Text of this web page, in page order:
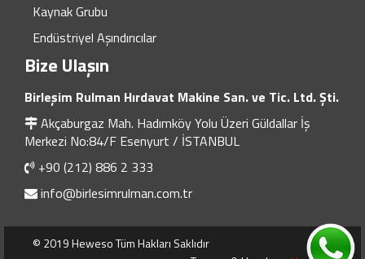
Kaynak Grubu
Endüstriyel Aşındırıcılar
Bize Ulaşın
Birleşim Rulman Hırdavat Makine San. ve Tic. Ltd. Şti.
Akçaburgaz Mah. Hadımköy Yolu Üzeri Güldallar İş
Merkezi No:84/F Esenyurt / İSTANBUL
+90 (212) 886 2 333
info@birlesimrulman.com.tr
© 2019 Heweso Tüm Hakları Saklıdır